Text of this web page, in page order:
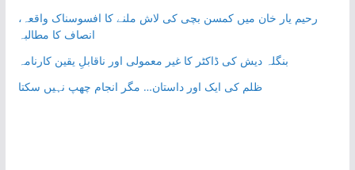
رحیم یار خان میں کمسن بچی کی لاش ملنے کا افسوسناک واقعہ،
انصاف کا مطالبہ
بنگلہ دیش کی ڈاکٹر کا غیر معمولی اور ناقابلِ یقین کارنامہ
ظلم کی ایک اور داستان… مگر انجام چھپ نہیں سکتا